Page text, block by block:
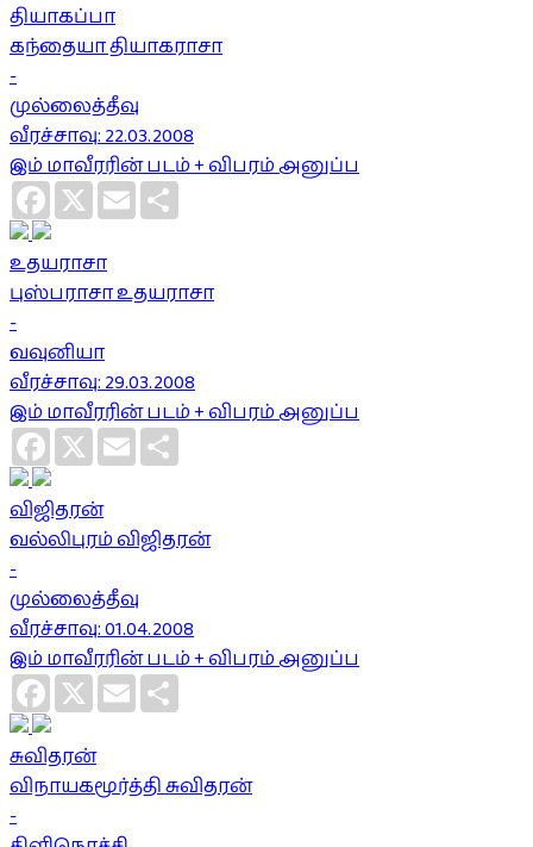
தியாகப்பா
கந்தையா தியாகராசா
-
முல்லைத்தீவு
வீரச்சாவு: 22.03.2008
இம் மாவீரரின் படம் + விபரம் அனுப்ப
Facebook
X Email
உதயராசா
புஸ்பராசா உதயராசா
-
வவுனியா
வீரச்சாவு: 29.03.2008
இம் மாவீரரின் படம் + விபரம் அனுப்ப
Facebook
X Email
விஜிதரன்
வல்லிபுரம் விஜிதரன்
-
முல்லைத்தீவு
வீரச்சாவு: 01.04.2008
இம் மாவீரரின் படம் + விபரம் அனுப்ப
Facebook
X Email
சுவிதரன்
விநாயகமூர்த்தி சுவிதரன்
-